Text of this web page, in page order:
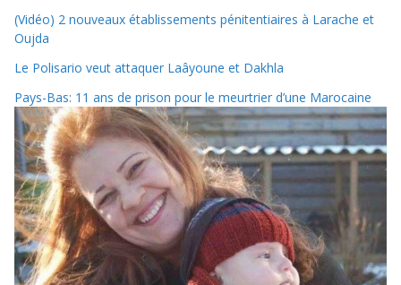
(Vidéo) 2 nouveaux établissements pénitentiaires à Larache et
Oujda
Le Polisario veut attaquer Laâyoune et Dakhla
Pays-Bas: 11 ans de prison pour le meurtrier d’une Marocaine